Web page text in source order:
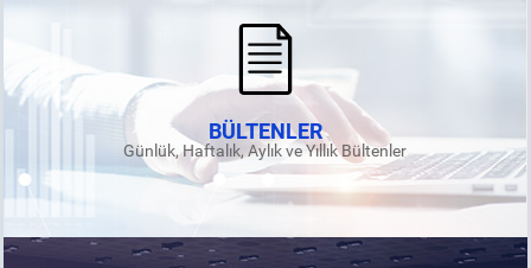
BÜLTENLER
Günlük, Haftalık, Aylık ve Yıllık Bültenler